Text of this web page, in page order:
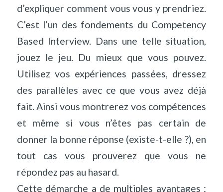
d’expliquer comment vous vous y prendriez.
C’est l’un des fondements du Competency
Based Interview. Dans une telle situation,
jouez le jeu. Du mieux que vous pouvez.
Utilisez vos expériences passées, dressez
des parallèles avec ce que vous avez déjà
fait. Ainsi vous montrerez vos compétences
et même si vous n’êtes pas certain de
donner la bonne réponse (existe-t-elle ?), en
tout cas vous prouverez que vous ne
répondez pas au hasard.
Cette démarche a de multiples avantages :